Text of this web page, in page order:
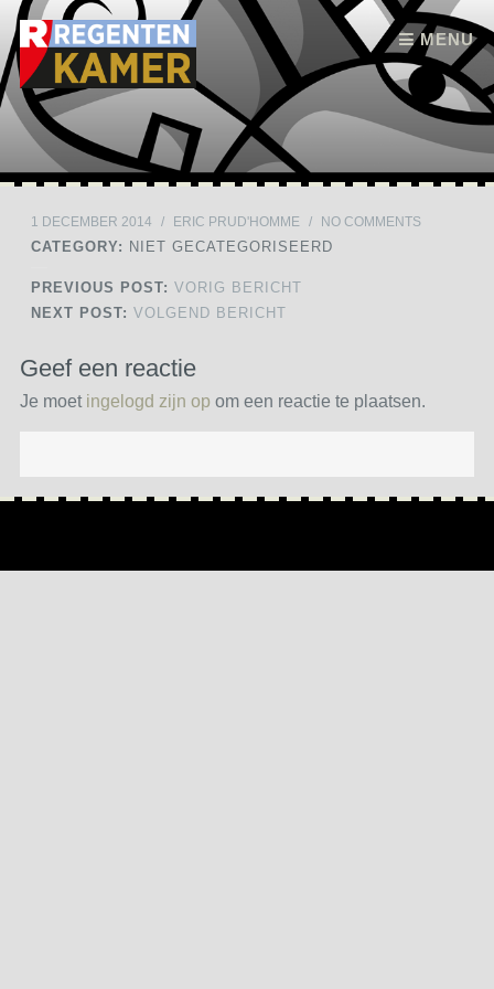
MENU
Skip to content
1 DECEMBER 2014 / ERIC PRUD'HOMME / NO COMMENTS
CATEGORY: NIET GECATEGORISEERD
PREVIOUS POST: VORIG BERICHT
NEXT POST: VOLGEND BERICHT
Geef een reactie
Je moet ingelogd zijn op om een reactie te plaatsen.